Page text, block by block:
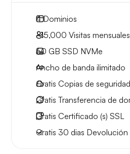
4Dominios
~15,000 Visitas mensuales
60 GB SSD NVMe
Ancho de banda ilimitado
Gratis Copias de
Gratis Transferencia de
Gratis Certificado (s) SSL
Gratis 30 dias Devolución